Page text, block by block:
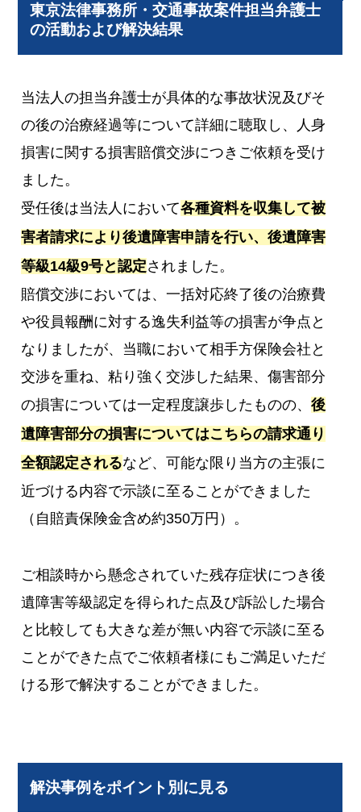
東京法律事務所・交通事故案件担当弁護士
の活動および解決結果
当法人の担当弁護士が具体的な事故状況及びそ
の後の治療経過等について詳細に聴取し、人身
損害に関する損害賠償交渉につきご依頼を受け
ました。
受任後は当法人において各種資料を収集して被
害者請求により後遺障害申請を行い、後遺障害
等級14級9号と認定されました。
賠償交渉においては、一括対応終了後の治療費
や役員報酬に対する逸失利益等の損害が争点と
なりましたが、当職において相手方保険会社と
交渉を重ね、粘り強く交渉した結果、傷害部分
の損害については一定程度譲歩したものの、後
遺障害部分の損害についてはこちらの請求通り
全額認定されるなど、可能な限り当方の主張に
近づける内容で示談に至ることができました
（自賠責保険金含め約350万円）。
ご相談時から懸念されていた残存症状につき後
遺障害等級認定を得られた点及び訴訟した場合
と比較しても大きな差が無い内容で示談に至る
ことができた点でご依頼者様にもご満足いただ
ける形で解決することができました。
解決事例をポイント別に見る